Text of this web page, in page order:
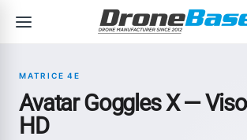
MATRICE 4E
Avatar Goggles X —
HD